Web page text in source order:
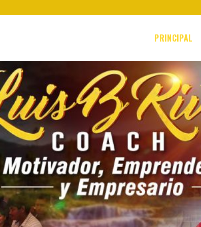
PRINCIPAL